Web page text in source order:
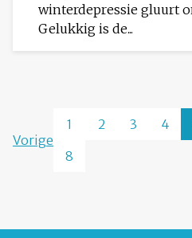
winterdepressie gluurt
Gelukkig is de...
Vorige
1 2 3 4
8